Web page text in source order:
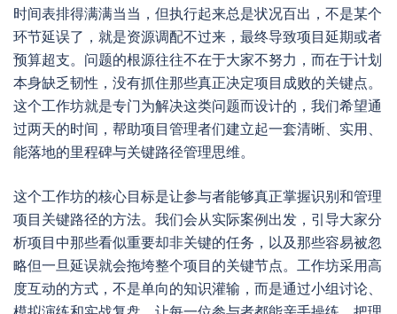
时间表排得满满当当，但执行起来总是状况百出，不是某个
环节延误了，就是资源调配不过来，最终导致项目延期或者
预算超支。问题的根源往往不在于大家不努力，而在于计划
本身缺乏韧性，没有抓住那些真正决定项目成败的关键点。
这个工作坊就是专门为解决这类问题而设计的，我们希望通
过两天的时间，帮助项目管理者们建立起一套清晰、实用、
能落地的里程碑与关键路径管理思维。
这个工作坊的核心目标是让参与者能够真正掌握识别和管理
项目关键路径的方法。我们会从实际案例出发，引导大家分
析项目中那些看似重要却非关键的任务，以及那些容易被忽
略但一旦延误就会拖垮整个项目的关键节点。工作坊采用高
度互动的方式，不是单向的知识灌输，而是通过小组讨论、